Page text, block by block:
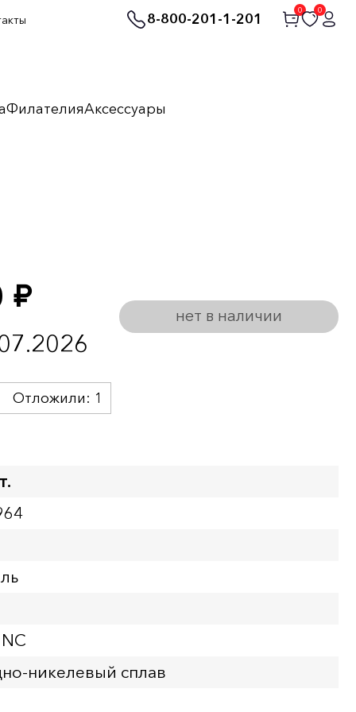
8-800-201-1-201
0 0
ФилателияАксессуары
руб.
нет в наличии
Отложили: 1
никелевый сплав